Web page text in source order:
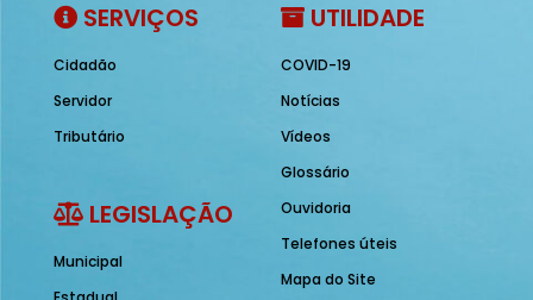
SERVIÇOS
Cidadão
Servidor
Tributário
LEGISLAÇÃO
Municipal
UTILIDADE
COVID-19
Notícias
Vídeos
Glossário
Ouvidoria
Telefones úteis
Mapa do Site